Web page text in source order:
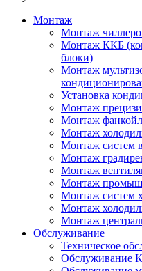
Монтаж
Монтаж
Монтаж ККБ
блоки)
Монтаж
Установка
Монтаж
Монтаж
Монтаж
Монтаж систем
Монтаж
Монтаж
Монтаж
Монтаж систем
Монтаж
Монтаж
Обслуживание
Техническое
Обслуживание